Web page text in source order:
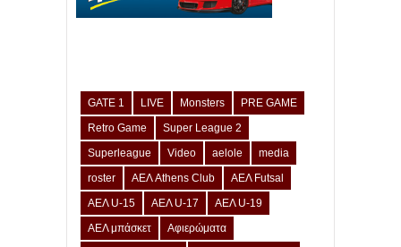
GATE 1 LIVE Monsters
PRE GAME
Retro Game
Super League 2
Superleague
Video aelole
media
roster
ΑΕΛ Athens Club
ΑΕΛ Futsal
ΑΕΛ U-15
ΑΕΛ U-17
ΑΕΛ U-19
ΑΕΛ μπάσκετ
Αφιερώματα